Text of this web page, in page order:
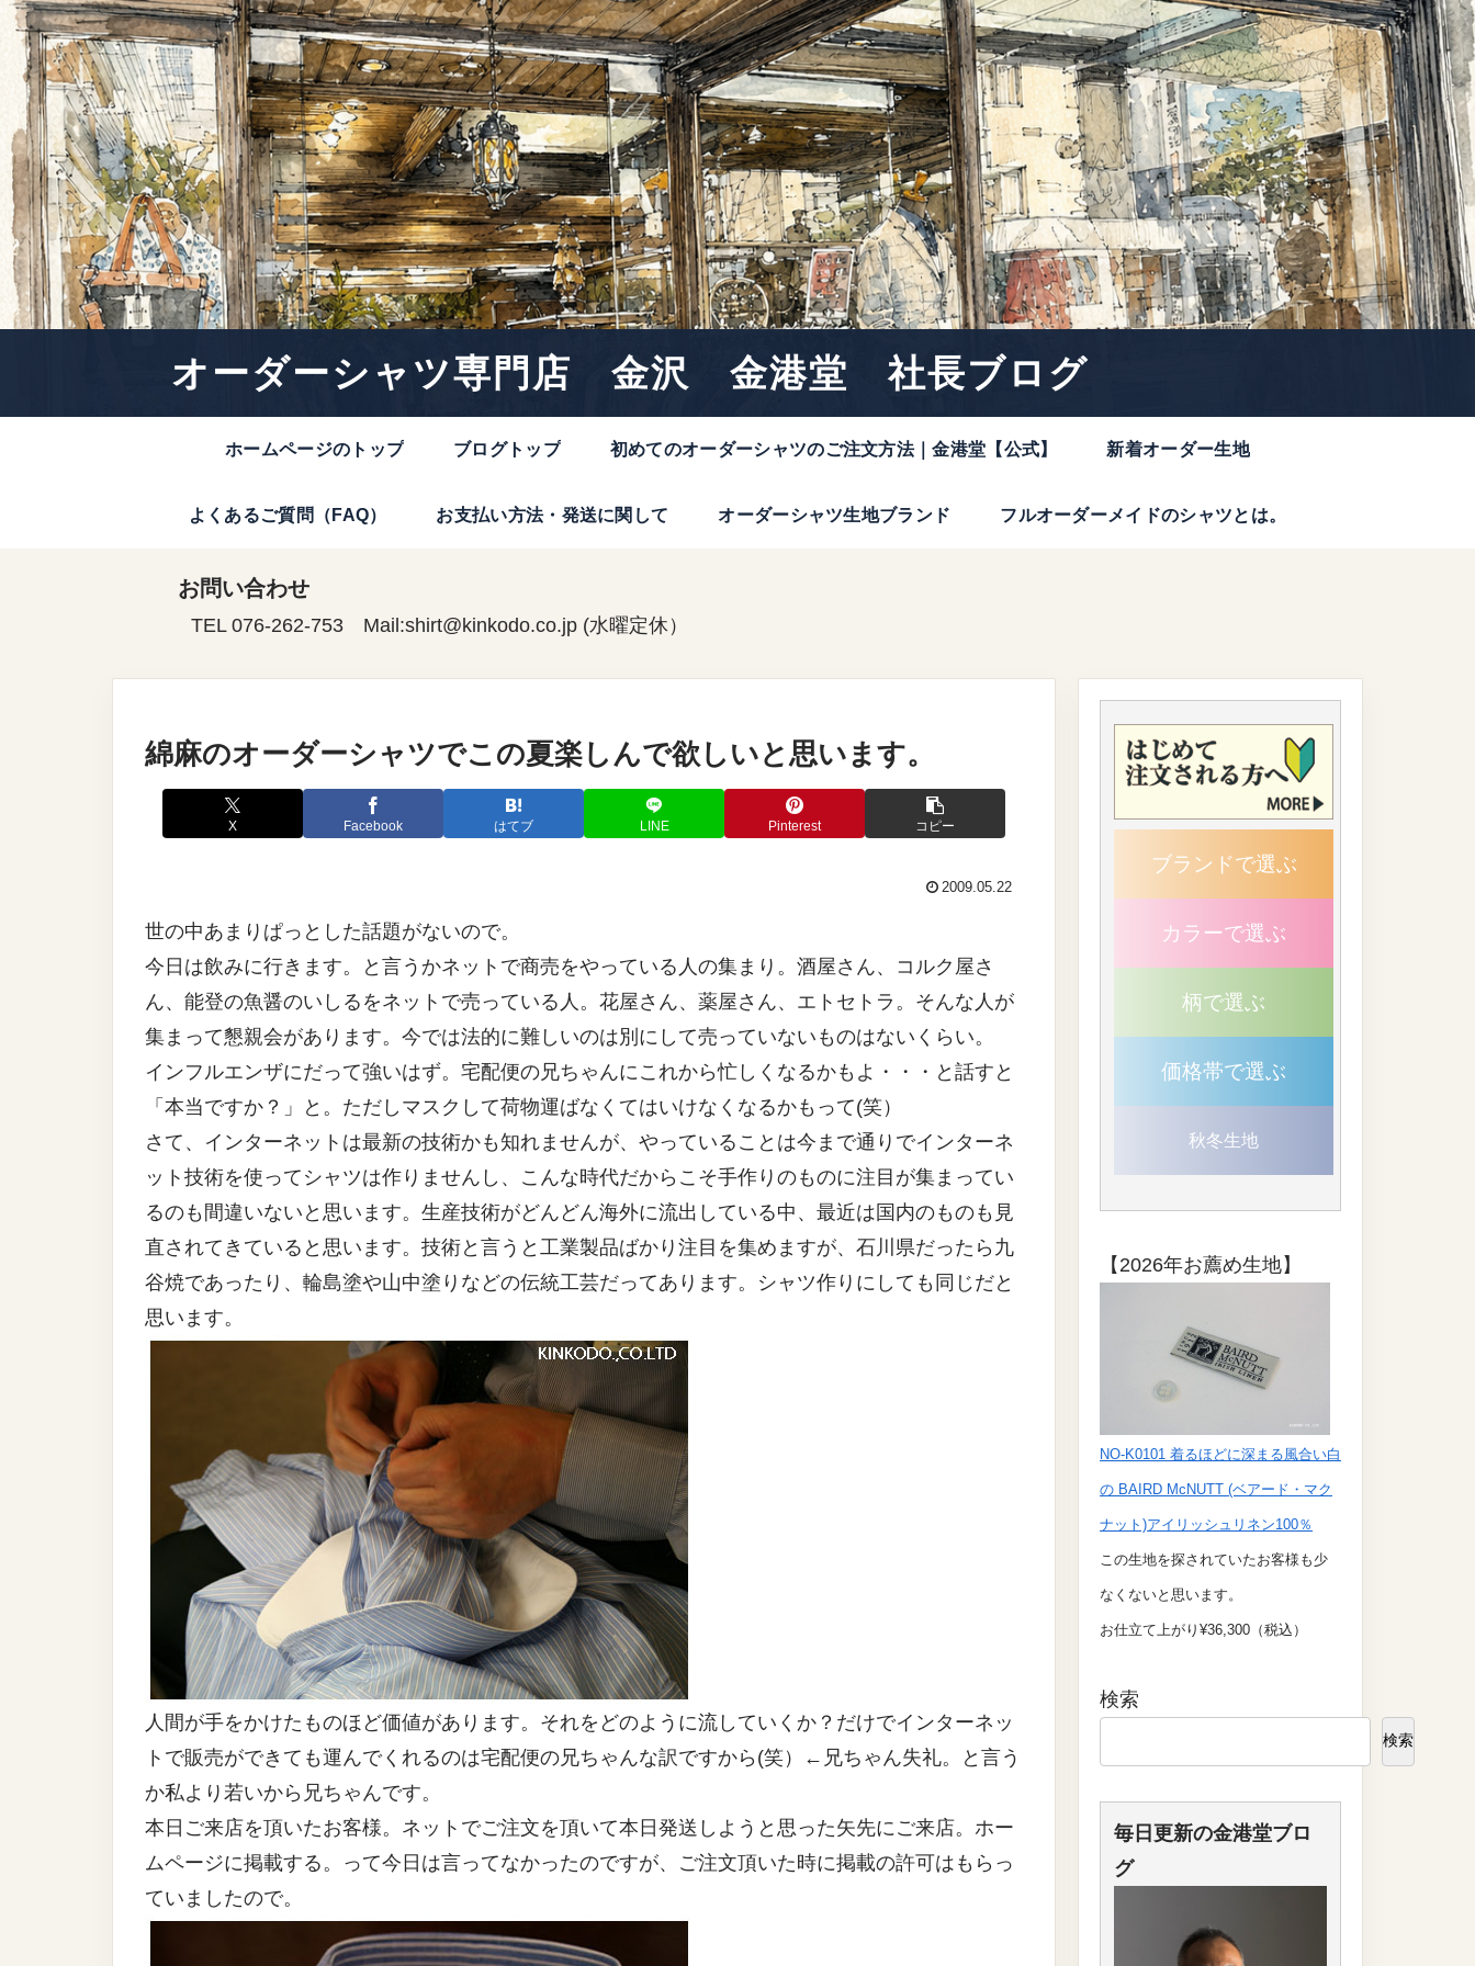
オーダーシャツ専門店 金沢 金港堂 社長ブログ
ホームページのトップ ブログトップ 初めてのオーダーシャツのご注文方法｜金港堂【公式】 新着オーダー生地
よくあるご質問（FAQ） お支払い方法・発送に関して オーダーシャツ生地ブランド フルオーダーメイドのシャツとは。
お問い合わせ
TEL 076-262-753 Mail:shirt@kinkodo.co.jp (水曜定休）
綿麻のオーダーシャツでこの夏楽しんで欲しいと思います。
X Facebook はてブ LINE Pinterest コピー
2009.05.22
世の中あまりぱっとした話題がないので。
今日は飲みに行きます。と言うかネットで商売をやっている人の集まり。酒屋さん、コルク屋さ
ん、能登の魚醤のいしるをネットで売っている人。花屋さん、薬屋さん、エトセトラ。そんな人が
集まって懇親会があります。今では法的に難しいのは別にして売っていないものはないくらい。
インフルエンザにだって強いはず。宅配便の兄ちゃんにこれから忙しくなるかもよ・・・と話すと
「本当ですか？」と。ただしマスクして荷物運ばなくてはいけなくなるかもって(笑）
さて、インターネットは最新の技術かも知れませんが、やっていることは今まで通りでインターネ
ット技術を使ってシャツは作りませんし、こんな時代だからこそ手作りのものに注目が集まってい
るのも間違いないと思います。生産技術がどんどん海外に流出している中、最近は国内のものも見
直されてきていると思います。技術と言うと工業製品ばかり注目を集めますが、石川県だったら九
谷焼であったり、輪島塗や山中塗りなどの伝統工芸だってあります。シャツ作りにしても同じだと
思います。
人間が手をかけたものほど価値があります。それをどのように流していくか？だけでインターネッ
トで販売ができても運んでくれるのは宅配便の兄ちゃんな訳ですから(笑）←兄ちゃん失礼。と言う
か私より若いから兄ちゃんです。
本日ご来店を頂いたお客様。ネットでご注文を頂いて本日発送しようと思った矢先にご来店。ホー
ムページに掲載する。って今日は言ってなかったのですが、ご注文頂いた時に掲載の許可はもらっ
ていましたので。
ブランドで選ぶ
カラーで選ぶ
柄で選ぶ
価格帯で選ぶ
秋冬生地
【2026年お薦め生地】
NO-K0101 着るほどに深まる風合い白
の BAIRD McNUTT (ベアード・マク
ナット)アイリッシュリネン100％
この生地を探されていたお客様も少
なくないと思います。
お仕立て上がり¥36,300（税込）
検索
検索
毎日更新の金港堂ブロ
グ